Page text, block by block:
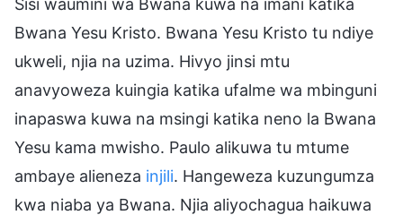
Bwana Yesu Kristo. Bwana Yesu Kristo tu ndiye
ukweli, njia na uzima. Hivyo jinsi mtu
anavyoweza kuingia katika ufalme wa mbinguni
inapaswa kuwa na msingi katika neno la Bwana
Yesu kama mwisho. Paulo alikuwa tu mtume
ambaye alieneza injili. Hangeweza kuzungumza
kwa niaba ya Bwana. Njia aliyochagua haikuwa